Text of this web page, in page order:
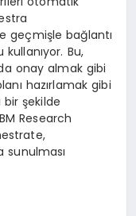
geçmişle bağlantı
Bu,
onay almak gibi
hazırlamak gibi
bir şekilde
Research
sunulması